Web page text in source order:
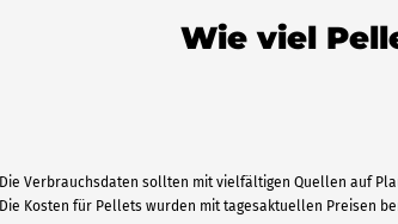
Wie viel
Die Verbrauchsdaten sollten mit vielfältigen Quellen auf
Die Kosten für Pellets wurden mit tagesaktuellen Preisen